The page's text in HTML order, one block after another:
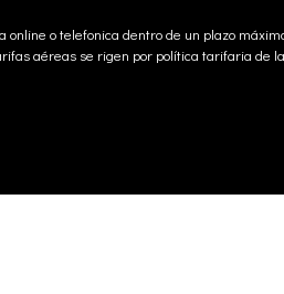
o telefonica dentro de un plazo
aéreas se rigen por política tarifaria de